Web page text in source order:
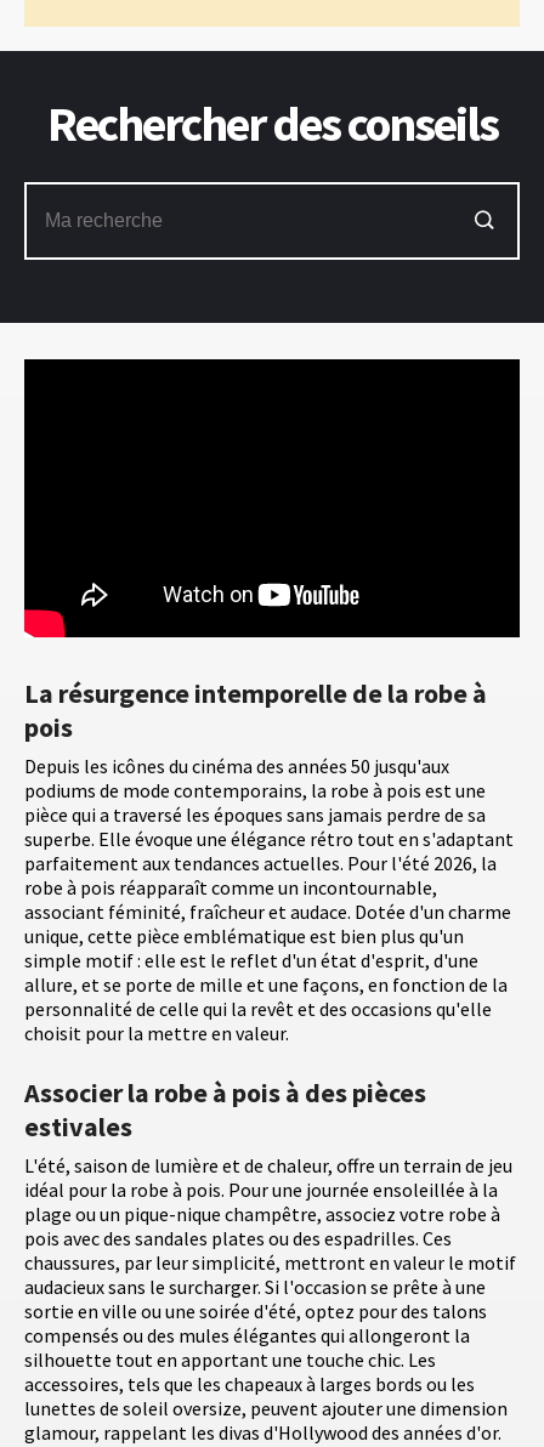
La résurgence intemporelle de la robe à
pois
Depuis les icônes du cinéma des années 50 jusqu'aux
podiums de mode contemporains, la robe à pois est une
pièce qui a traversé les époques sans jamais perdre de sa
superbe. Elle évoque une élégance rétro tout en s'adaptant
parfaitement aux tendances actuelles. Pour l'été 2026, la
robe à pois réapparaît comme un incontournable,
associant féminité, fraîcheur et audace. Dotée d'un charme
unique, cette pièce emblématique est bien plus qu'un
simple motif : elle est le reflet d'un état d'esprit, d'une
allure, et se porte de mille et une façons, en fonction de la
personnalité de celle qui la revêt et des occasions qu'elle
choisit pour la mettre en valeur.
Associer la robe à pois à des pièces
estivales
L'été, saison de lumière et de chaleur, offre un terrain de jeu
idéal pour la robe à pois. Pour une journée ensoleillée à la
plage ou un pique-nique champêtre, associez votre robe à
pois avec des sandales plates ou des espadrilles. Ces
chaussures, par leur simplicité, mettront en valeur le motif
audacieux sans le surcharger. Si l'occasion se prête à une
sortie en ville ou une soirée d'été, optez pour des talons
compensés ou des mules élégantes qui allongeront la
silhouette tout en apportant une touche chic. Les
accessoires, tels que les chapeaux à larges bords ou les
lunettes de soleil oversize, peuvent ajouter une dimension
glamour, rappelant les divas d'Hollywood des années d'or.
Rechercher des conseils